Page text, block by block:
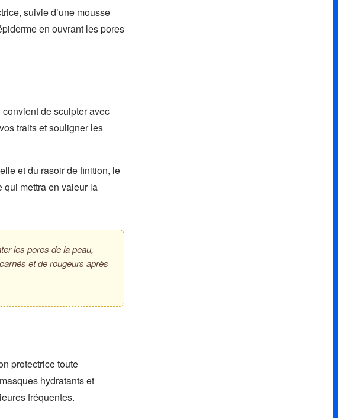
suivie d’une mousse
en ouvrant les pores
de sculpter avec
traits et souligner les
et du rasoir de finition, le
qui mettra en valeur la
les pores de la peau,
et de rougeurs après
protectrice toute
hydratants et
fréquentes.